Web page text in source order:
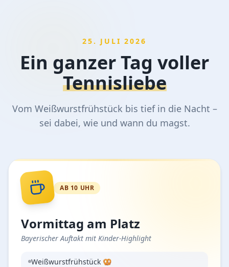
25. JULI 2026
Ein ganzer Tag voller
Tennisliebe
Vom Weißwurstfrühstück bis tief in die Nacht –
sei dabei, wie und wann du magst.
AB 10 UHR
Vormittag am Platz
Bayerischer Auftakt mit Kinder-Highlight
Weißwurstfrühstück 🥨